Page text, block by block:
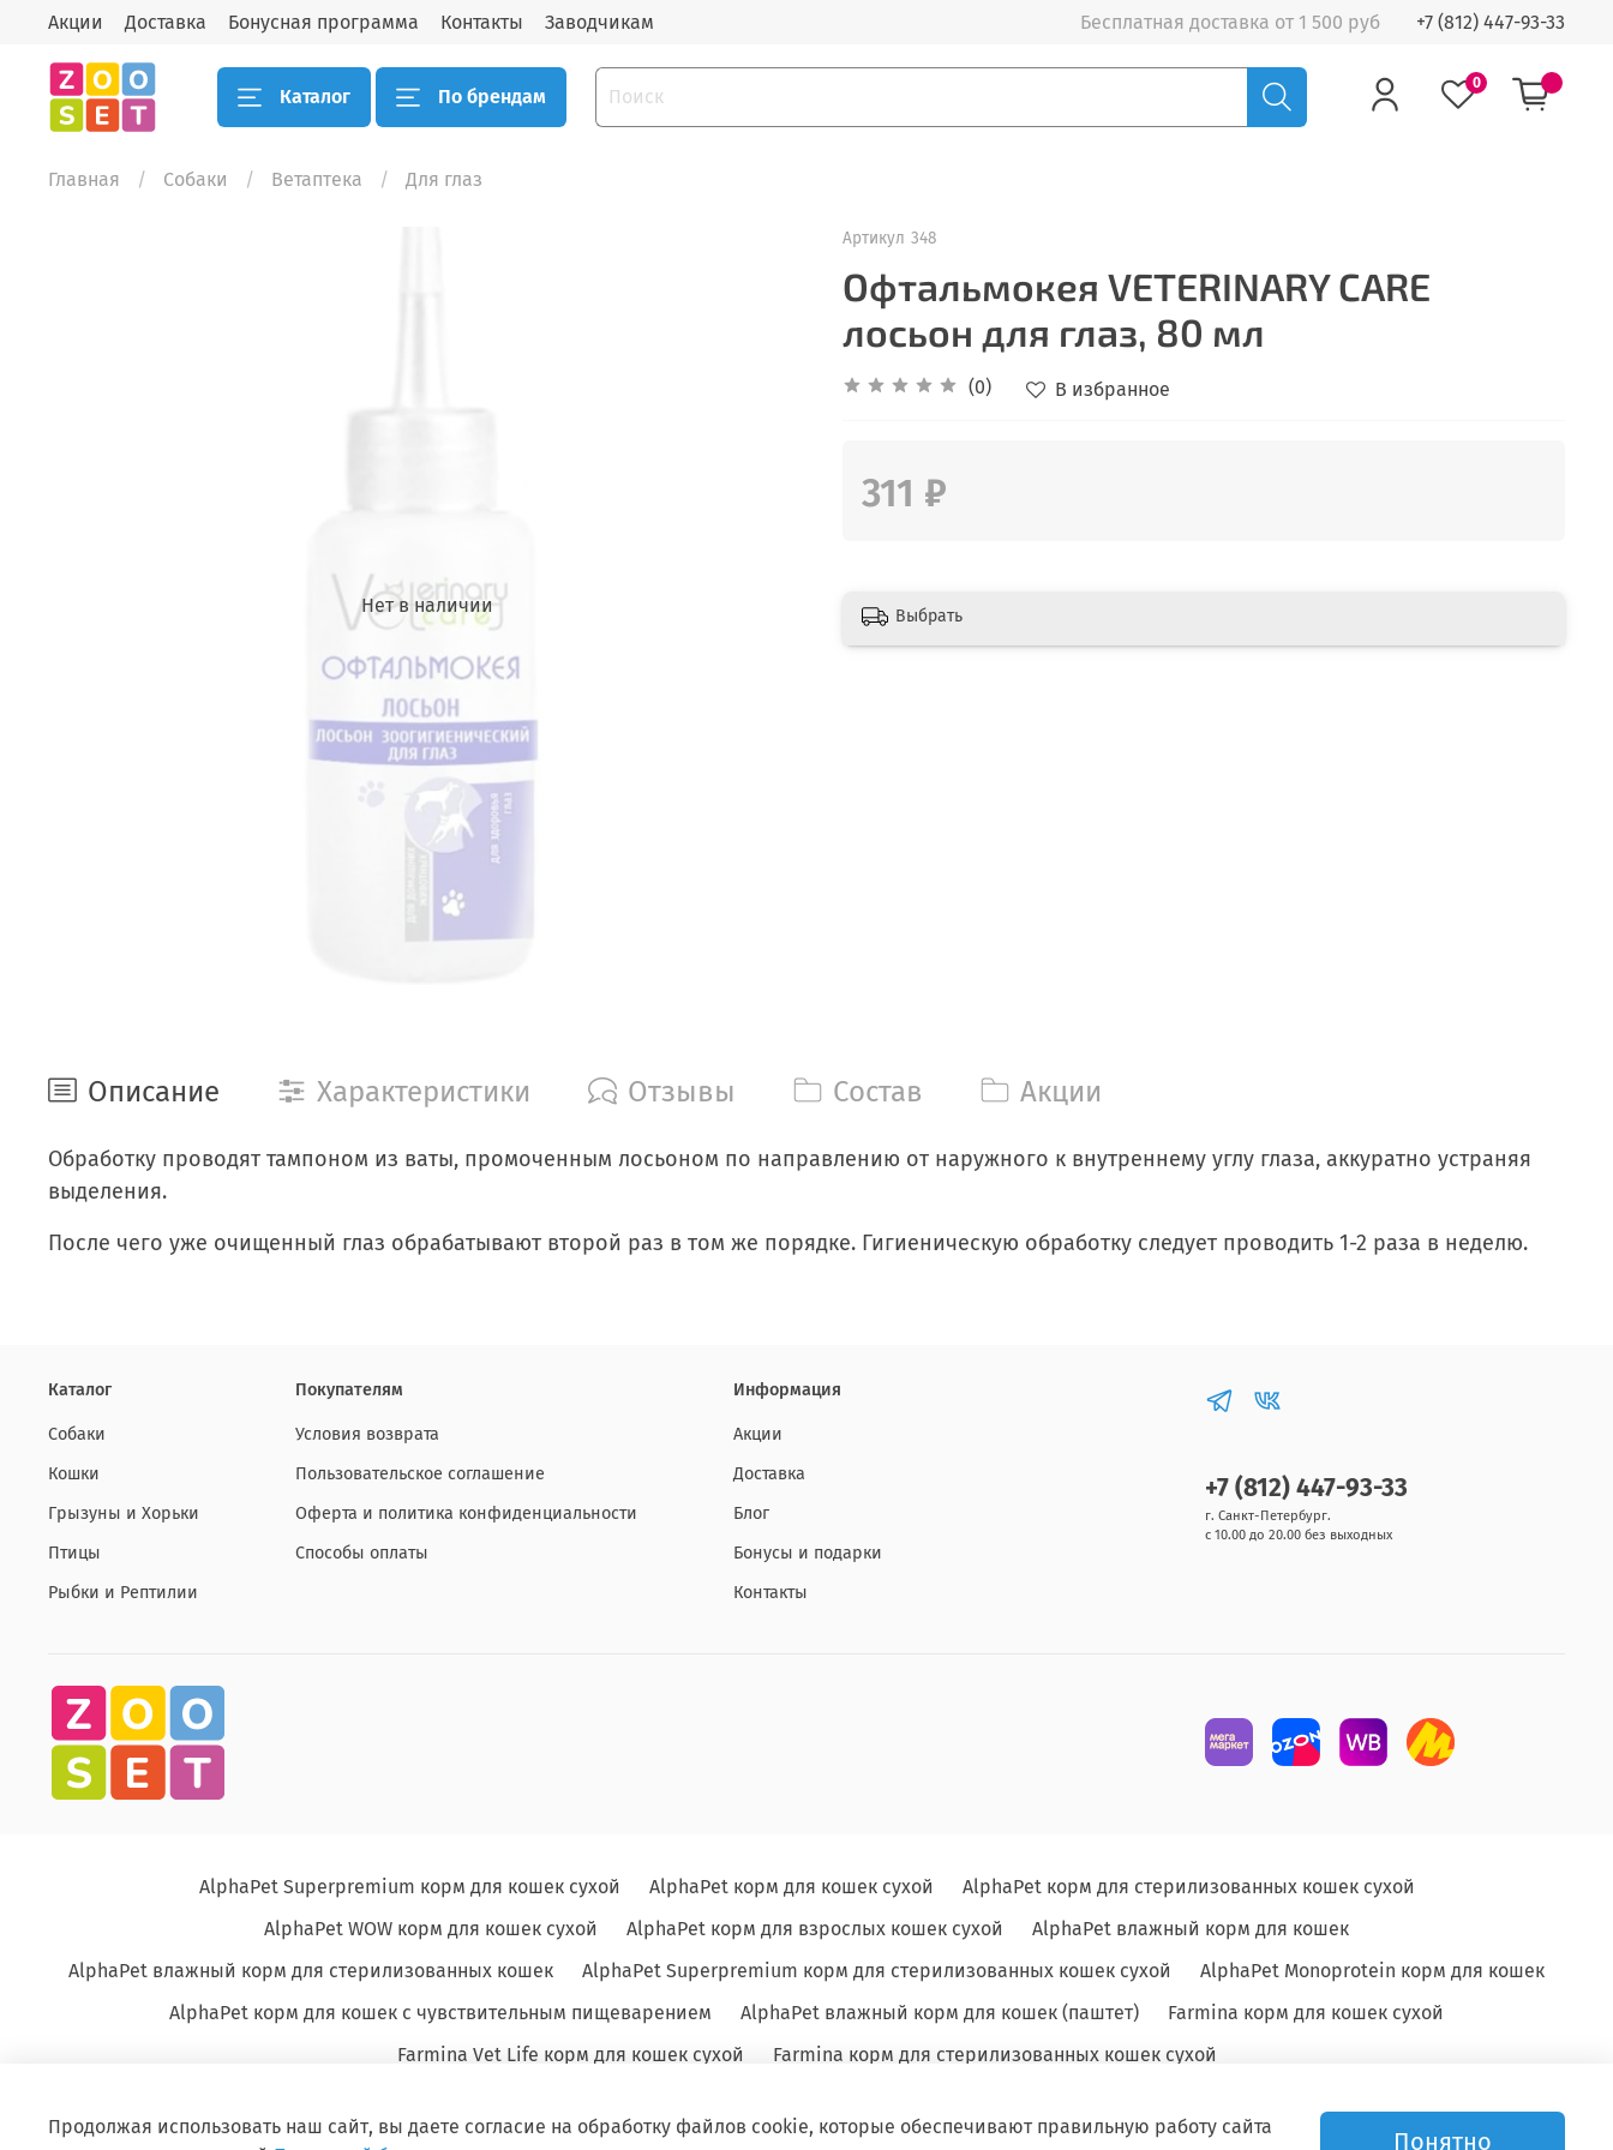
Акции Доставка Бонусная программа Контакты Заводчикам Бесплатная доставка от 1 500 руб +7 (812) 447-93-33
Каталог По брендам
0
Главная Собаки Ветаптека Для глаз
Нет в наличии
Артикул 348
Офтальмокея VETERINARY CARE
лосьон для глаз, 80 мл
(0) В избранное
311 ₽
Выбрать
Описание Характеристики Отзывы Состав Акции
Обработку проводят тампоном из ваты, промоченным лосьоном по направлению от наружного к внутреннему углу глаза, аккуратно устраняя
выделения.
После чего уже очищенный глаз обрабатывают второй раз в том же порядке. Гигиеническую обработку следует проводить 1-2 раза в неделю.
Каталог
Собаки
Кошки
Грызуны и Хорьки
Птицы
Рыбки и Рептилии
Покупателям
Условия возврата
Пользовательское соглашение
Оферта и политика конфиденциальности
Способы оплаты
Информация
Акции
Доставка
Блог
Бонусы и подарки
Контакты
+7 (812) 447-93-33
г. Санкт-Петербург.
с 10.00 до 20.00 без выходных
AlphaPet Superpremium корм для кошек сухой AlphaPet корм для кошек сухой
AlphaPet корм для стерилизованных кошек сухой
AlphaPet WOW корм для кошек сухой
AlphaPet корм для взрослых кошек сухой
AlphaPet влажный корм для кошек
AlphaPet влажный корм для стерилизованных кошек
AlphaPet Superpremium корм для стерилизованных кошек сухой
AlphaPet Monoprotein корм для кошек
AlphaPet корм для кошек с чувствительным пищеварением
AlphaPet влажный корм для кошек (паштет)
Farmina корм для кошек сухой
Farmina Vet Life корм для кошек сухой
Farmina корм для стерилизованных кошек сухой
Продолжая использовать наш сайт, вы даете согласие на обработку файлов cookie, которые обеспечивают правильную работу сайта
Понятно